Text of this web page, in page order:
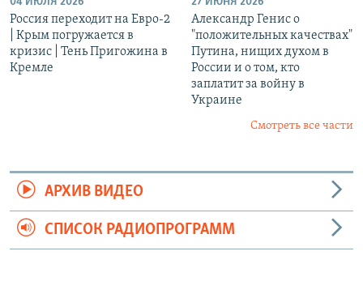
Россия переходит на Евро-2
| Крым погружается в
кризис | Тень Пригожина в
Кремле
Александр Генис о
"положительных качествах"
Путина, нищих духом в
России и о том, кто
заплатит за войну в
Украине
Смотреть все части
АРХИВ ВИДЕО
СПИСОК РАДИОПРОГРАММ